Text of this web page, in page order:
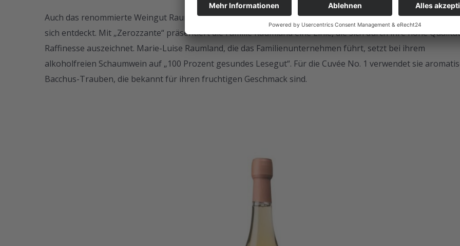
Auch das renommierte Weingut Raumland aus Rheinhessen hat den Trend zum alkoholfreien Schaumwein
sich entdeckt. Mit „Zerozzante“ präsentiert die Familie Raumland eine Linie, die sich durch ihre hohe
Raffinesse auszeichnet. Marie-Luise Raumland, die das Familienunternehmen führt, setzt bei ihrem
alkoholfreien Schaumwein auf „100 Prozent gesundes Lesegut“. Für die Cuvée No. 1 verwendet sie
Bacchus-Trauben, die bekannt für ihren fruchtigen Geschmack sind.